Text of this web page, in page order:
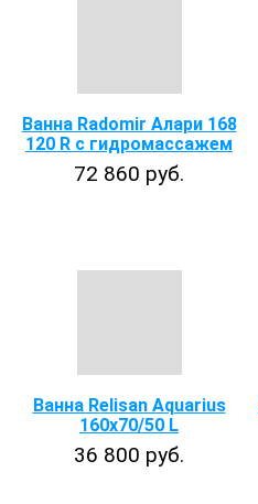
Ванна Radomir Алари 168
120 R с гидромассажем
72 860 руб.
Ванна Relisan Aquarius
160х70/50 L
36 800 руб.